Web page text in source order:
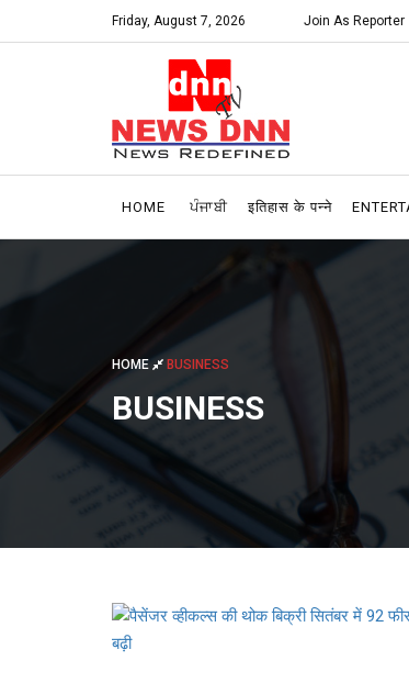
Friday, August 7, 2026 Join As Reporter
HOME ਪੰਜਾਬੀ इतिहास के पन्ने
HOME BUSINESS
BUSINESS